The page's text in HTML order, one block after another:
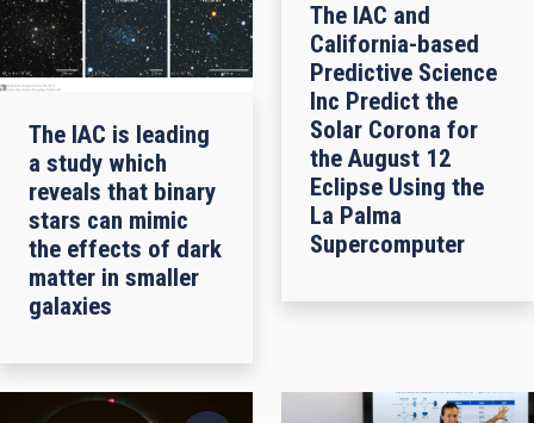
The IAC is leading
a study which
reveals that binary
stars can mimic
the effects of dark
matter in smaller
galaxies
The IAC and
California-based
Predictive Science
Inc Predict the
Solar Corona for
the August 12
Eclipse Using the
La Palma
Supercomputer